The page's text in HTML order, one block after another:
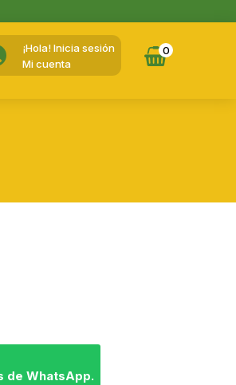
¡Hola! Inicia sesión
Mi cuenta
0
de WhatsApp.